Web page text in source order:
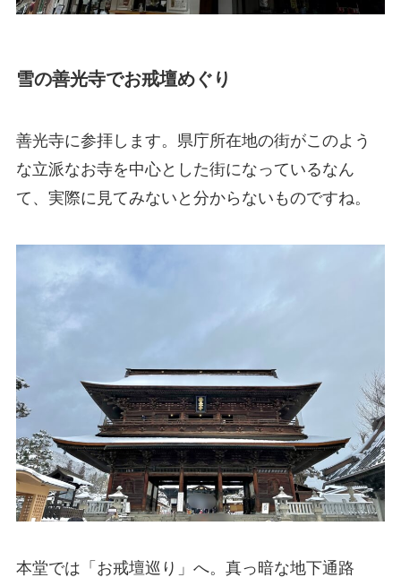
雪の善光寺でお戒壇めぐり
善光寺に参拝します。県庁所在地の街がこのよう
な立派なお寺を中心とした街になっているなん
て、実際に見てみないと分からないものですね。
本堂では「お戒壇巡り」へ。真っ暗な地下通路